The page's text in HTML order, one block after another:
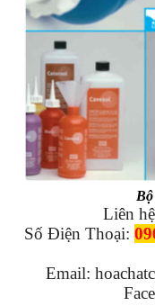
Bộ
Liên
Số Điện Thoại:
Email: